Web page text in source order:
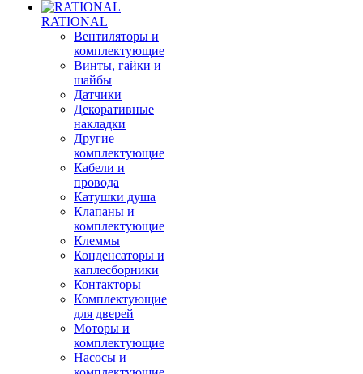
RATIONAL
Вентиляторы и
комплектующие
Винты, гайки и
шайбы
Датчики
Декоративные
накладки
Другие
комплектующие
Кабели и
провода
Катушки душа
Клапаны и
комплектующие
Клеммы
Конденсаторы и
каплесборники
Контакторы
Комплектующие
для дверей
Моторы и
комплектующие
Насосы и